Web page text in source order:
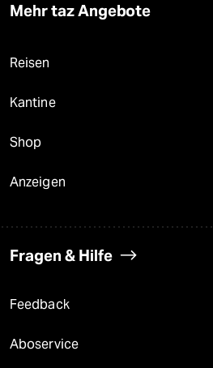
Mehr taz Angebote
Reisen
Kantine
Shop
Anzeigen
Fragen & Hilfe
Feedback
Aboservice